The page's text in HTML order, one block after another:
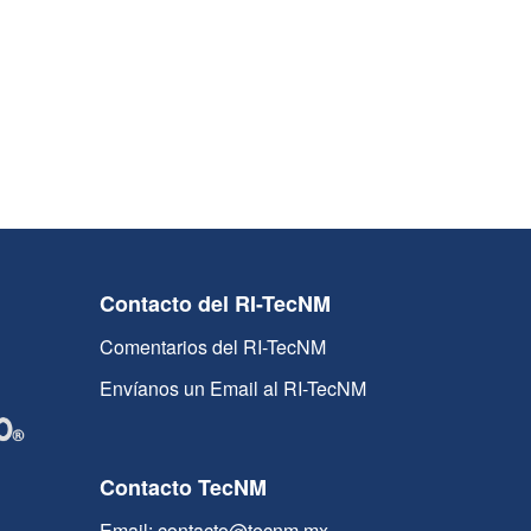
Contacto del RI-TecNM
Comentarios del RI-TecNM
Envíanos un Email al RI-TecNM
Contacto TecNM